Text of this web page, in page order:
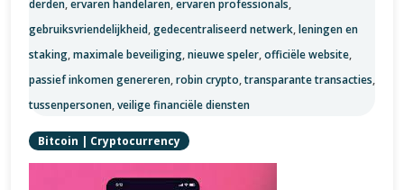
derden,ervaren handelaren,ervaren professionals,
gebruiksvriendelijkheid,gedecentraliseerd netwerk,leningen en
staking,maximale beveiliging,nieuwe speler,officiële website,
passief inkomen genereren,robin crypto,transparante transacties,
tussenpersonen,veilige financiële diensten
Bitcoin | Cryptocurrency